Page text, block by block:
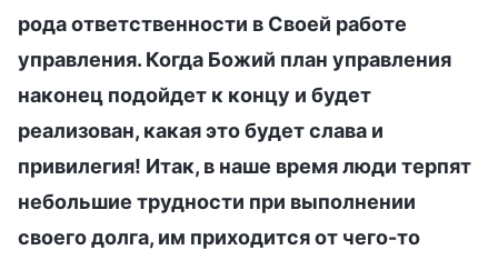
рода ответственности в Своей работе
управления. Когда Божий план управления
наконец подойдет к концу и будет
реализован, какая это будет слава и
привилегия! Итак, в наше время люди терпят
небольшие трудности при выполнении
своего долга, им приходится от чего-то